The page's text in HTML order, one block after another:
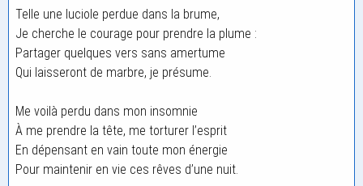
Telle une luciole perdue dans la brume,
Je cherche le courage pour prendre la plume :
Partager quelques vers sans amertume
Qui laisseront de marbre, je présume.
Me voilà perdu dans mon insomnie
À me prendre la tête, me torturer l’esprit
En dépensant en vain toute mon énergie
Pour maintenir en vie ces rêves d’une nuit.